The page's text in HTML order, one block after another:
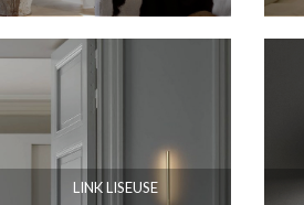
LINK LISEUSE